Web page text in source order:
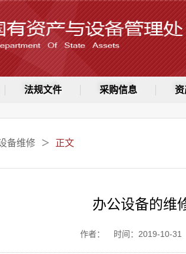
法规文件 采购信息 资
备维修 ＞ 正文
办公设备的维
作者： 时间：2019-10-31